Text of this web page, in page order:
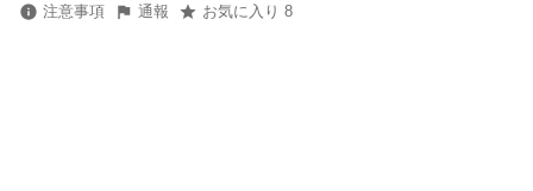
注意事項 通報 お気に入り 8